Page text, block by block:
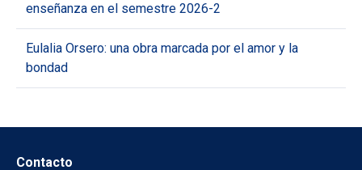
enseñanza en el semestre 2026-2
Eulalia Orsero: una obra marcada por el amor y la
bondad
Contacto